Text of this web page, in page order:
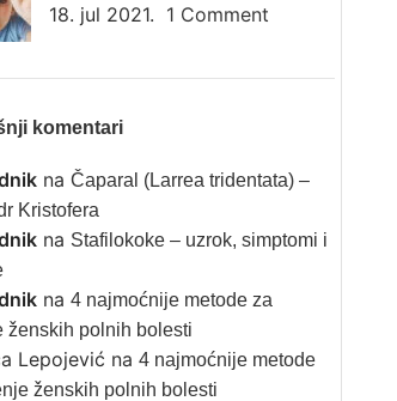
18. jul 2021. 1 Comment
komentari
na Čaparal (Larrea tridentata) –
Kristofera
na Stafilokoke – uzrok, simptomi i
na 4 najmoćnije metode za
ženskih polnih bolesti
Lepojević na 4 najmoćnije metode
ženskih polnih bolesti